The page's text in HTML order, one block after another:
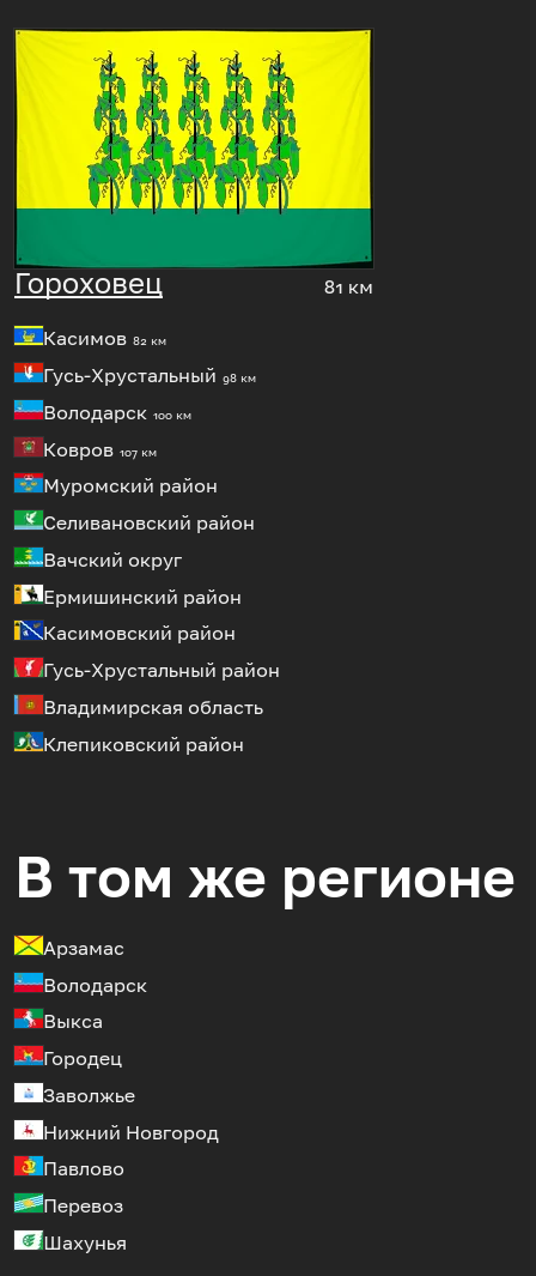
Гороховец 81 км
Касимов 82 км
Гусь-Хрустальный 98 км
Володарск 100 км
Ковров 107 км
Муромский район
Селивановский район
Вачский округ
Ермишинский район
Касимовский район
Гусь-Хрустальный район
Владимирская область
Клепиковский район
В том же регионе
Арзамас
Володарск
Выкса
Городец
Заволжье
Нижний Новгород
Павлово
Перевоз
Шахунья